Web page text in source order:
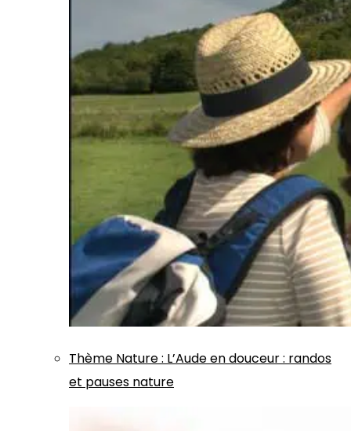
Thème Nature: L’Aude en douceur : randos
et pauses nature